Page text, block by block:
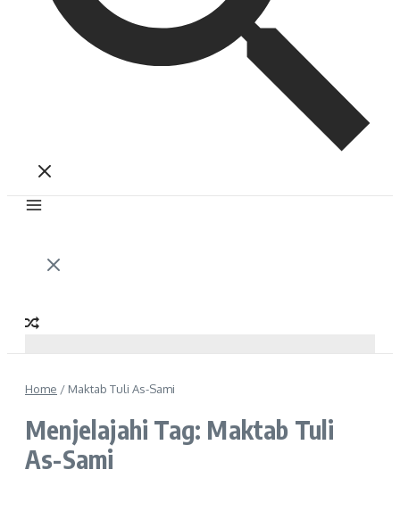
Home / Maktab Tuli As-Sami
Menjelajahi Tag: Maktab Tuli
As-Sami